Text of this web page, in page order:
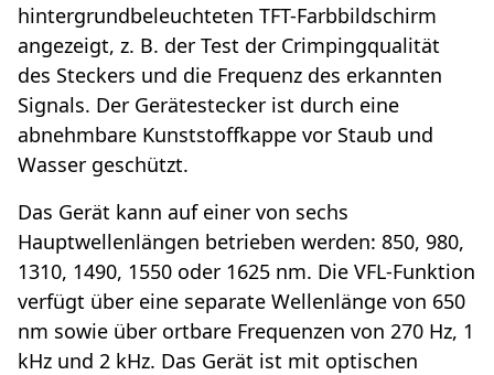
hintergrundbeleuchteten TFT-Farbbildschirm
angezeigt, z. B. der Test der Crimpingqualität
des Steckers und die Frequenz des erkannten
Signals. Der Gerätestecker ist durch eine
abnehmbare Kunststoffkappe vor Staub und
Wasser geschützt.
Das Gerät kann auf einer von sechs
Hauptwellenlängen betrieben werden: 850, 980,
1310, 1490, 1550 oder 1625 nm. Die VFL-Funktion
verfügt über eine separate Wellenlänge von 650
nm sowie über ortbare Frequenzen von 270 Hz, 1
kHz und 2 kHz. Das Gerät ist mit optischen